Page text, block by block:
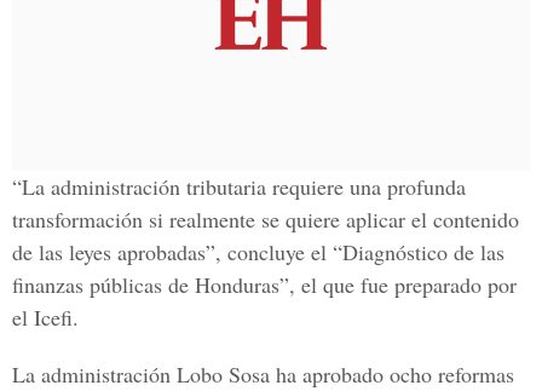
“La administración tributaria requiere una profunda
transformación si realmente se quiere aplicar el contenido
de las leyes aprobadas”, concluye el “Diagnóstico de las
finanzas públicas de Honduras”, el que fue preparado por
el Icefi.
La administración Lobo Sosa ha aprobado ocho reformas